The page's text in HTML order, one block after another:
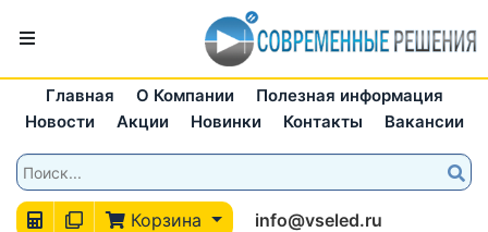
Главная О Компании
Полезная информация
Новости
Акции Новинки Контакты Вакансии
Корзина
info@vseled.ru